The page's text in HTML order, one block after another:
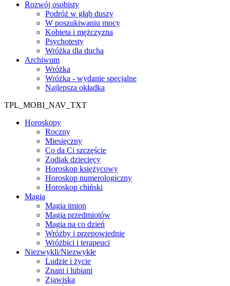
Rozwój osobisty
Podróż w głąb duszy
W poszukiwaniu mocy
Kobieta i mężczyzna
Psychotesty
Wróżka dla ducha
Archiwum
Wróżka
Wróżka - wydanie specjalne
Najlepsza okładka
TPL_MOBI_NAV_TXT
Horoskopy
Roczny
Miesięczny
Co da Ci szczęście
Zodiak dziecięcy
Horoskop księżycowy
Horoskop numerologiczny
Horoskop chiński
Magia
Magia imion
Magia przedmiotów
Magia na co dzień
Wróżby i przepowiednie
Wróżbici i terapeuci
Niezwykli/Niezwykłe
Ludzie i życie
Znani i lubiani
Zjawiska